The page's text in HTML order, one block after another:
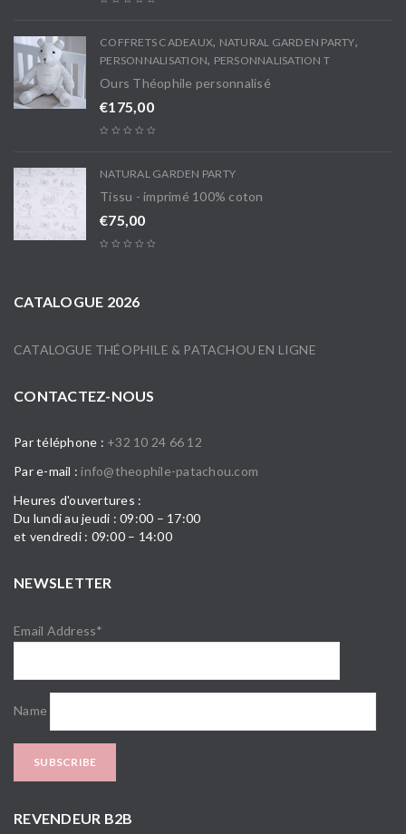
COFFRETS CADEAUX, NATURAL GARDEN PARTY,
PERSONNALISATION, PERSONNALISATION T
Ours Théophile personnalisé
€175,00
NATURAL GARDEN PARTY
Tissu - imprimé 100% coton
€75,00
CATALOGUE 2026
CATALOGUE THÉOPHILE & PATACHOU EN LIGNE
CONTACTEZ-NOUS
Par téléphone : +32 10 24 66 12
Par e-mail : info@theophile-patachou.com
Heures d'ouvertures :
Du lundi au jeudi : 09:00 – 17:00
et vendredi : 09:00 – 14:00
NEWSLETTER
Email Address*
Name
REVENDEUR B2B